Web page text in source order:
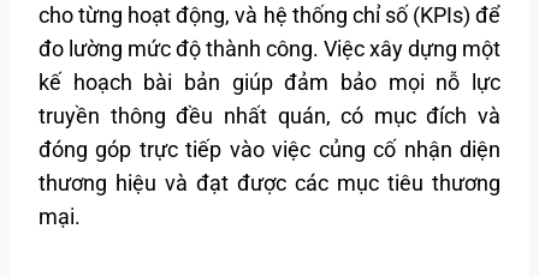
cho từng hoạt động, và hệ thống chỉ số (KPIs) để
đo lường mức độ thành công. Việc xây dựng một
kế hoạch bài bản giúp đảm bảo mọi nỗ lực
truyền thông đều nhất quán, có mục đích và
đóng góp trực tiếp vào việc củng cố nhận diện
thương hiệu và đạt được các mục tiêu thương
mại.